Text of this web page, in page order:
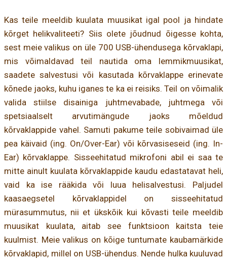
Kas teile meeldib kuulata muusikat igal pool ja hindate
kõrget helikvaliteeti? Siis olete jõudnud õigesse kohta,
sest meie valikus on üle 700 USB-ühendusega kõrvaklapi,
mis võimaldavad teil nautida oma lemmikmuusikat,
saadete salvestusi või kasutada kõrvaklappe erinevate
kõnede jaoks, kuhu iganes te ka ei reisiks. Teil on võimalik
valida stiilse disainiga juhtmevabade, juhtmega või
spetsiaalselt arvutimängude jaoks mõeldud
kõrvaklappide vahel. Samuti pakume teile sobivaimad üle
pea käivaid (ing. On/Over-Ear) või kõrvasiseseid (ing. In-
Ear) kõrvaklappe. Sisseehitatud mikrofoni abil ei saa te
mitte ainult kuulata kõrvaklappide kaudu edastatavat heli,
vaid ka ise rääkida või luua helisalvestusi. Paljudel
kaasaegsetel kõrvaklappidel on sisseehitatud
mürasummutus, nii et ükskõik kui kõvasti teile meeldib
muusikat kuulata, aitab see funktsioon kaitsta teie
kuulmist. Meie valikus on kõige tuntumate kaubamärkide
kõrvaklapid, millel on USB-ühendus. Nende hulka kuuluvad